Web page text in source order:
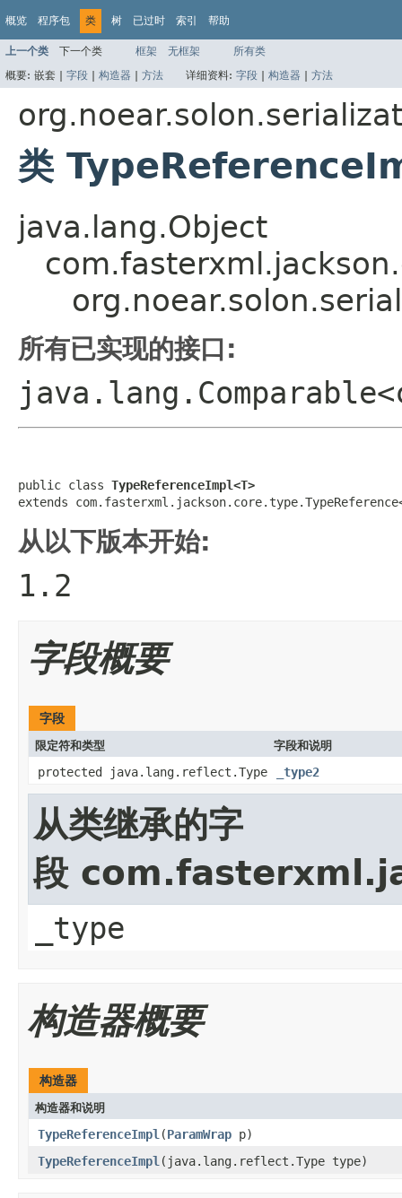
概览 程序包 类 树 已过时 索引 帮助
上一个类 下一个类 框架 无框架
所有类
概要: 嵌套 | 字段 | 构造器 | 方法 详细资料: 字段 | 构造器 | 方法
类
java.lang.Object
所有已实现的接口:
public class TypeReferenceImpl<T>
extends
从以下版本开始:
1.2
字段概要
字段
限定符和类型 字段和说明
protected java.lang.reflect.Type _type2
从类继承的字
段
_type
构造器概要
构造器
构造器和说明
TypeReferenceImpl (ParamWrap p)
TypeReferenceImpl (java.lang.reflect.Type type)